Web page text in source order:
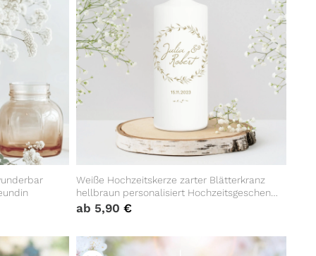
Weiße Hochzeitskerze zarter Blätterkranz
hellbraun personalisiert Hochzeitsgeschenk
Spruch
ab 5,90 €